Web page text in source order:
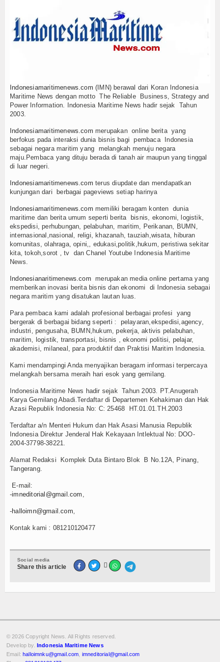
Hukum
Kesehatan
Khazanah
Logistik
Maritim
Nasional
Olahraga
Perhubungan
Religi
Opini
Politik
Seni & Budaya
Sorot
Tauziah
Tokoh
Wisata
KKP Jaga Rantai Produksi dan Tata Kelola
dan Populasi Kerang Dara di Bangka Belitung
Bahas Pindar Inklusi Keuangan, dan Perlindungan Publik
Rubiah Sigap Evakuasi ABK
5 Motor Harley Pretelan dari China
Pengelolaan K3 Menyentuh Esensi Perlindungan Nyawa
Logistik, IPC TPK Operasikan Alat Pemindai Peti Kemas Ekspor
KKP Jaga Rantai Produksi dan Tata Kelola
dan Populasi Kerang Dara di Bangka Belitung
Bahas Pindar Inklusi Keuangan, dan Perlindungan Publik
Strategis, Bidang Energi hingga Ketahanan Pangan
IPC TPK Operasikan Alat Pemindai Peti Kemas Ekspor
Rubiah Sigap Evakuasi ABK
Indonesiamaritimenews.com (IMN) berawal dari Koran Indonesia
Maritime News dengan motto The Reliable Business, Strategy and
Power Information. Indonesia Maritime News hadir sejak Tahun
2003.
Indonesiamaritimenews.com merupakan online berita yang
berfokus pada interaksi dunia bisnis bagi pembaca Indonesia
sebagai negara maritim yang melangkah menuju negara
maju.Pembaca yang dituju berada di tanah air maupun yang tinggal
di luar negeri.
Indonesiamaritimenews.com terus diupdate dan mendapatkan
kunjungan dari berbagai pageviews setiap harinya
Indonesiamaritimenews.com memiliki beragam konten dunia
maritime dan berita umum seperti berita bisnis, ekonomi, logistik,
ekspedisi, perhubungan, pelabuhan, maritim, Perikanan, BUMN,
internasional,nasional, religi, khazanah, tauziah,wisata, hiburan
komunitas, olahraga, opini,, edukasi,politik,hukum, peristiwa sekitar
kita, tokoh,sorot , tv dan Chanel Youtube Indonesia Maritime
News.
Indonesianaritimenews.com merupakan media online pertama yang
memberikan inovasi berita bisnis dan ekonomi di Indonesia sebagai
negara maritim yang disatukan lautan luas.
Para pembaca kami adalah profesional berbagai profesi yang
bergerak di berbagai bidang seperti : pelayaran,ekspedisi,agency,
industri, pengusaha, BUMN,hukum, pekerja, aktivis pelabuhan,
maritim, logistik, transportasi, bisnis , ekonomi politisi, pelajar,
akademisi, milaneal, para produktif dan Praktisi Maritim Indonesia.
Kami mendampingi Anda menyajikan beragam informasi terpercaya
melangkah bersama meraih hari esok yang gemilang.
Indonesia Maritime News hadir sejak Tahun 2003. PT.Anugerah
Karya Gemilang Abadi.Terdaftar di Departemen Kehakiman dan Hak
Azasi Republik Indonesia No: C: 25468 HT.01.01.TH.2003
Terdaftar a/n Menteri Hukum dan Hak Asasi Manusia Republik
Indonesia Direktur Jenderal Hak Kekayaan Intlektual No: DOO-
2004-37798-38221.
Alamat Redaksi Komplek Duta Bintaro Blok B No.12A, Pinang,
Tangerang.
E-mail:
-imneditorial@gmail.com
-halloimn@gmail.com
Kontak kami : 081210120477
Social media
Share this article 
© 2026 Copyright News. All Rights reserved.
Develop by. Indonesia Maritime News
Email:halloimnku@gmail.com imneditorial@gmail.com